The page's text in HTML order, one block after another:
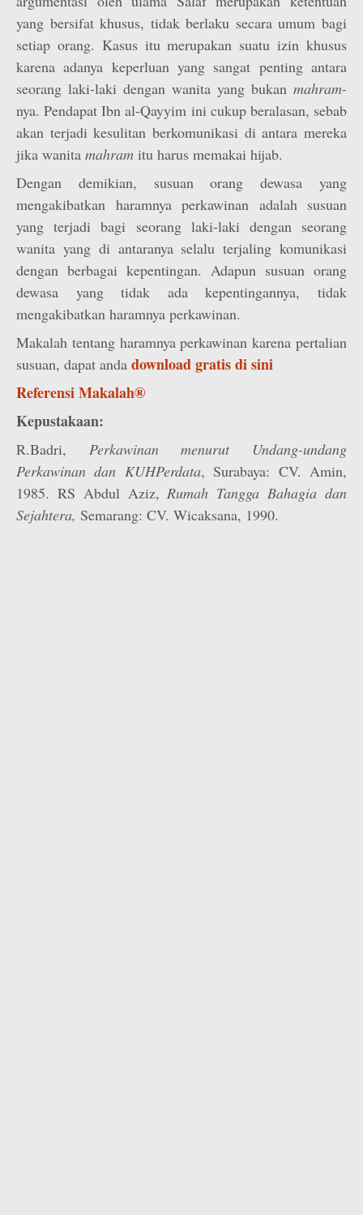
yang bersifat khusus, tidak berlaku secara umum bagi
setiap orang. Kasus itu merupakan suatu izin khusus
karena adanya keperluan yang sangat penting antara
seorang laki-laki dengan wanita yang bukan mahram-
nya. Pendapat Ibn al-Qayyim ini cukup beralasan, sebab
akan terjadi kesulitan berkomunikasi di antara mereka
jika wanita mahram itu harus memakai hijab.
Dengan demikian, susuan orang dewasa yang
mengakibatkan haramnya perkawinan adalah susuan
yang terjadi bagi seorang laki-laki dengan seorang
wanita yang di antaranya selalu terjaling komunikasi
dengan berbagai kepentingan. Adapun susuan orang
dewasa yang tidak ada kepentingannya, tidak
mengakibatkan haramnya perkawinan.
Makalah tentang haramnya perkawinan karena pertalian
susuan, dapat anda download gratis di sini
Referensi Makalah®
Kepustakaan:
R.Badri, Perkawinan menurut Undang-undang
Perkawinan dan KUHPerdata, Surabaya: CV. Amin,
1985. RS Abdul Aziz,Rumah Tangga Bahagia dan
Sejahtera, Semarang: CV. Wicaksana, 1990.